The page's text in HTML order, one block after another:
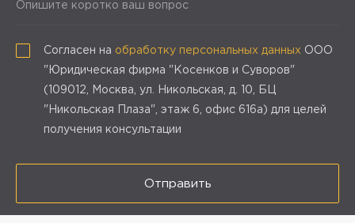
Опишите коротко ваш вопрос
Согласен на обработку персональных данных ООО
"Юридическая фирма "Косенков и Суворов"
(109012, Москва, ул. Никольская, д. 10, БЦ
"Никольская Плаза", этаж 6, офис 616а) для целей
получения консультации
Отправить